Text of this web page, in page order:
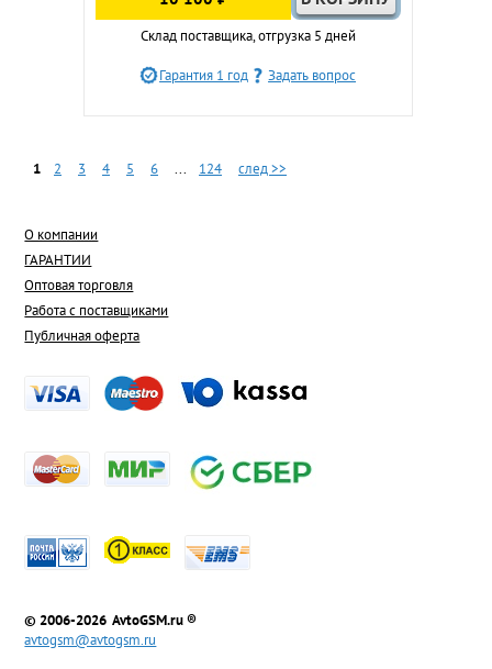
Склад поставщика, отгрузка 5 дней
Гарантия 1 год Задать вопрос
1 2 3 4 5 6 ... 124 след >>
О компании
ГАРАНТИИ
Оптовая торговля
Работа с поставщиками
Публичная оферта
© 2006-2026 AvtoGSM.ru ®
avtogsm@avtogsm.ru